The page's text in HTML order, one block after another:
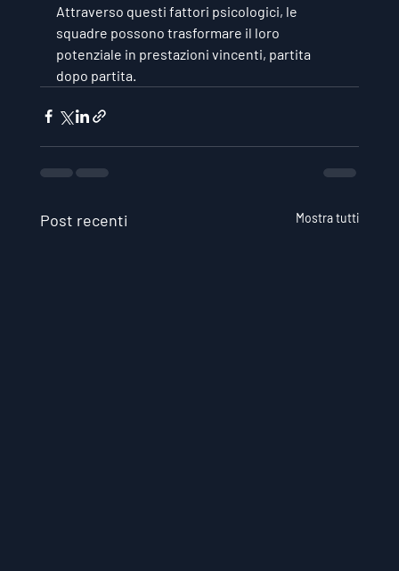
Attraverso questi fattori psicologici, le
squadre possono trasformare il loro
potenziale in prestazioni vincenti, partita
dopo partita.
Post recenti Mostra tutti